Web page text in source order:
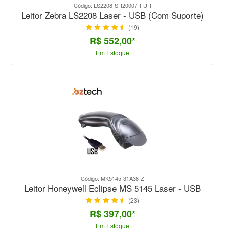
Código: LS2208-SR20007R-UR
Leitor Zebra LS2208 Laser - USB (Com Suporte)
(19)
R$ 552,00*
Em Estoque
Código: MK5145-31A38-Z
Leitor Honeywell Eclipse MS 5145 Laser - USB
(23)
R$ 397,00*
Em Estoque